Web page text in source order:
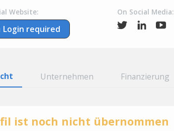
Website:
Login required
On Social Media:
Unternehmen Finanzierung
ist noch nicht übernommen